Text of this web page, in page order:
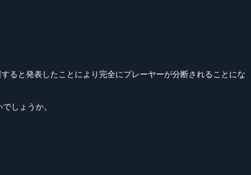
ると発表したことにより完全にプレーヤーが分断されることにな
しょうか。